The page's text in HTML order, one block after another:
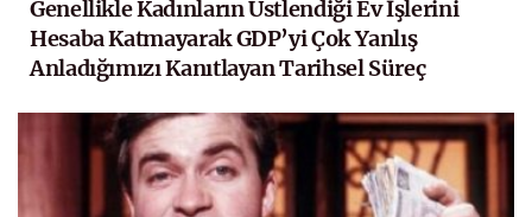
Genellikle Kadınların Üstlendiği Ev İşlerini
Hesaba Katmayarak GDP’yi Çok Yanlış
Anladığımızı Kanıtlayan Tarihsel Süreç